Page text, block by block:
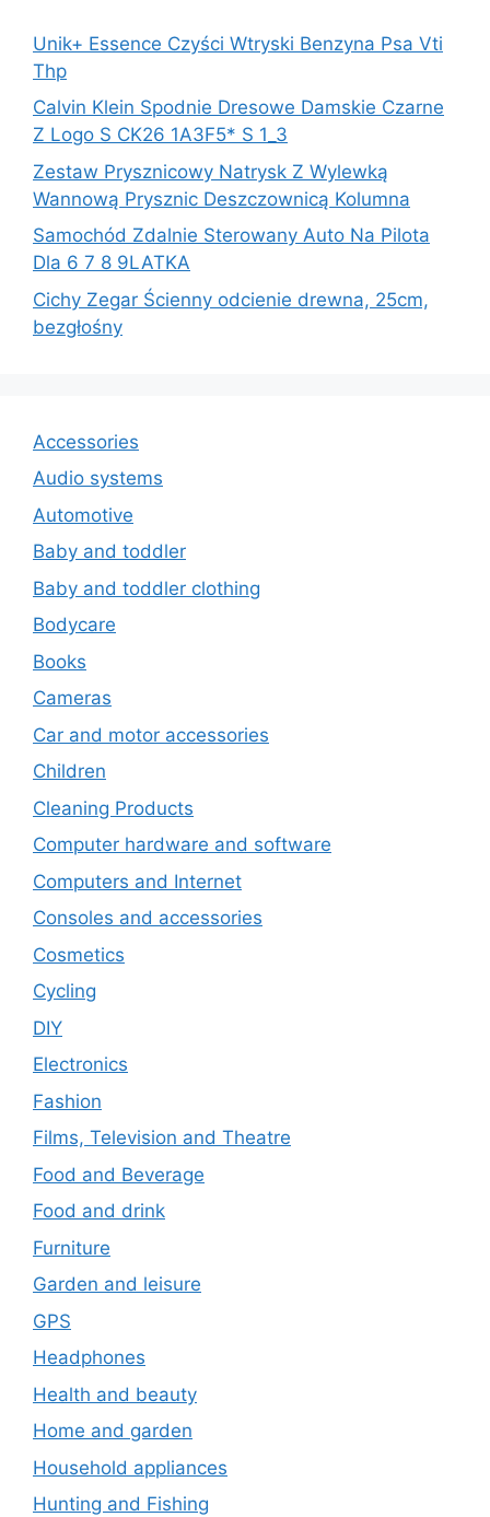
Unik+ Essence Czyści Wtryski Benzyna Psa Vti
Thp
Calvin Klein Spodnie Dresowe Damskie Czarne
Z Logo S CK26 1A3F5* S 1_3
Zestaw Prysznicowy Natrysk Z Wylewką
Wannową Prysznic Deszczownicą Kolumna
Samochód Zdalnie Sterowany Auto Na Pilota
Dla 6 7 8 9LATKA
Cichy Zegar Ścienny odcienie drewna, 25cm,
bezgłośny
Accessories
Audio systems
Automotive
Baby and toddler
Baby and toddler clothing
Bodycare
Books
Cameras
Car and motor accessories
Children
Cleaning Products
Computer hardware and software
Computers and Internet
Consoles and accessories
Cosmetics
Cycling
DIY
Electronics
Fashion
Films, Television and Theatre
Food and Beverage
Food and drink
Furniture
Garden and leisure
GPS
Headphones
Health and beauty
Home and garden
Household appliances
Hunting and Fishing